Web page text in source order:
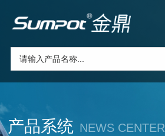
产品系统 NEWS CENTER